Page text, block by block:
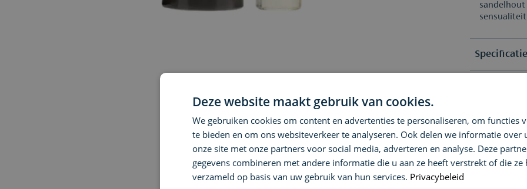
sandelhout
Geur Noten
Geur Type
Alcohol
Vanwege
Reviews
(0)
Vragen of
Deze website maakt gebruik van cookies.
We gebruiken cookies om content en advertenties te personaliseren, om functies
te bieden en om ons websiteverkeer te analyseren. Ook delen we informatie over
onze site met onze partners voor social media, adverteren en analyse. Deze
gegevens combineren met andere informatie die u aan ze heeft verstrekt of die ze
verzameld op basis van uw gebruik van hun services. Privacybeleid